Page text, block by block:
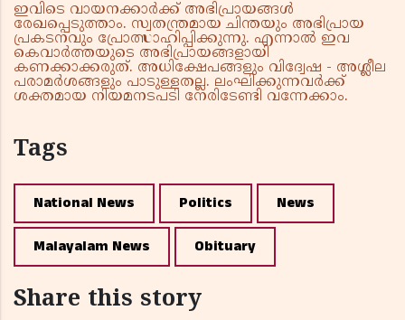
ഇവിടെ വായനക്കാർക്ക് അഭിപ്രായങ്ങൾ
രേഖപ്പെടുത്താം. സ്വതന്ത്രമായ ചിന്തയും അഭിപ്രായ
പ്രകടനവും പ്രോത്സാഹിപ്പിക്കുന്നു. എന്നാൽ ഇവ
കെവാർത്തയുടെ അഭിപ്രായങ്ങളായി
കണക്കാക്കരുത്. അധിക്ഷേപങ്ങളും വിദ്വേഷ - അശ്ലീല
പരാമർശങ്ങളും പാടുള്ളതല്ല. ലംഘിക്കുന്നവർക്ക്
ശക്തമായ നിയമനടപടി നേരിടേണ്ടി വന്നേക്കാം.
Tags
National News Politics News
Malayalam News Obituary
Share this story